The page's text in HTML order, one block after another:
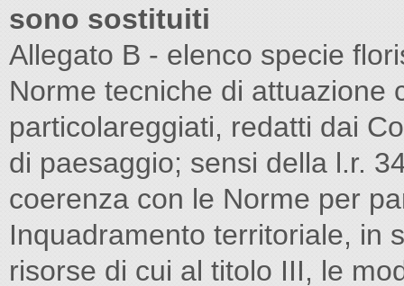
sono sostituiti
Allegato B - elenco specie
Norme tecniche di attuazione
particolareggiati, redatti dai
di paesaggio; sensi della l.r.
coerenza con le Norme per
Inquadramento territoriale, in
risorse di cui al titolo III, le